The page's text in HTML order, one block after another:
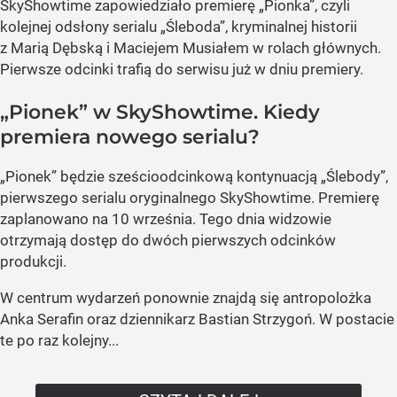
SkyShowtime zapowiedziało premierę „Pionka”, czyli
kolejnej odsłony serialu „Śleboda”, kryminalnej historii
z Marią Dębską i Maciejem Musiałem w rolach głównych.
Pierwsze odcinki trafią do serwisu już w dniu premiery.
„Pionek” w SkyShowtime. Kiedy
premiera nowego serialu?
„Pionek” będzie sześcioodcinkową kontynuacją „Ślebody”,
pierwszego serialu oryginalnego SkyShowtime. Premierę
zaplanowano na 10 września. Tego dnia widzowie
otrzymają dostęp do dwóch pierwszych odcinków
produkcji.
W centrum wydarzeń ponownie znajdą się antropolożka
Anka Serafin oraz dziennikarz Bastian Strzygoń. W postacie
te po raz kolejny...